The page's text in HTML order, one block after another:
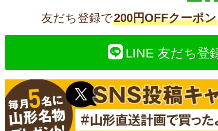
友だち登録で200円OFFクーポン
LINE 友だち登